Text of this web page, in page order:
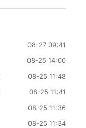
08-27 09:41
08-25 14:00
08-25 11:48
08-25 11:41
08-25 11:36
08-25 11:34